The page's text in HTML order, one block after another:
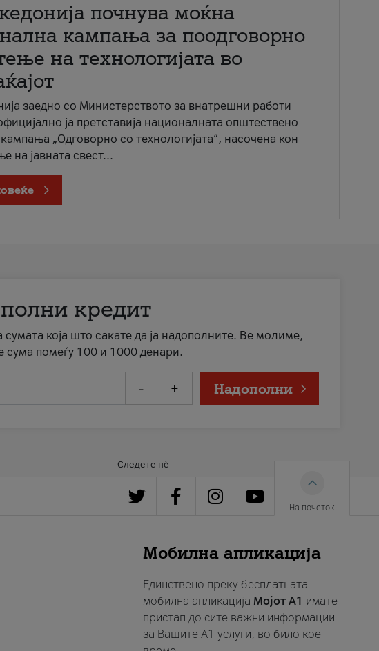
почнува моќна
кампања за поодговорно
на технологијата во
заедно со Министерството за внатрешни работи
ја претставија националната општествено
„Одговорно со технологијата“, насочена кон
на јавната свест...
кредит
сумата која што сакате да ја надополните. Ве молиме,
сума помеѓу 100 и 1000 денари.
- + Надополни
Следете нè
На почеток
Мобилна апликација
Единствено преку бесплатната
мобилна апликација Мојот A1 имате
пристап до сите важни информации
за Вашите A1 услуги, во било кое